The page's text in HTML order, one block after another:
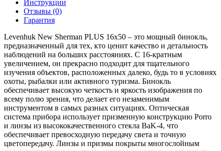
Инструкции
Отзывы (0)
Гарантия
Levenhuk New Sherman PLUS 16x50 – это мощный бинокль,
предназначенный для тех, кто ценит качество и детальность
наблюдений на больших расстояниях. С 16-кратным
увеличением, он прекрасно подходит для тщательного
изучения объектов, расположенных далеко, будь то в условиях
охоты, рыбалки или активного туризма. Бинокль
обеспечивает высокую четкость и яркость изображения по
всему полю зрения, что делает его незаменимым
инструментом в самых разных ситуациях. Оптическая
система прибора использует призменную конструкцию Porro
и линзы из высококачественного стекла BaK-4, что
обеспечивает превосходную передачу света и точную
цветопередачу. Линзы и призмы покрыты многослойным